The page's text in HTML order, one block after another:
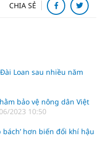
CHIA SẺ
Loan sau nhiều năm
bảo vệ nông dân Việt
2023 10:50
bách’ hơn biến đổi khí hậu